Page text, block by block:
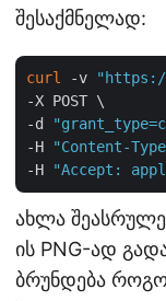
შესაქმნელად:
curl -v
-X POST \
-d
-H
"Content-
-H
"Accept:
ახლა
ის PNG-ად
ბრუნდება